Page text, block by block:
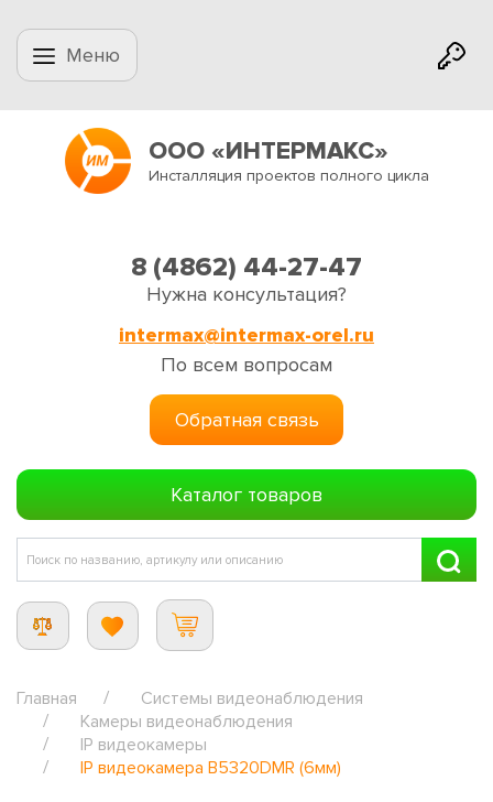
Меню
ООО «ИНТЕРМАКС»
Инсталляция проектов полного цикла
8 (4862) 44-27-47
Нужна консультация?
intermax@intermax-orel.ru
По всем вопросам
Обратная связь
Каталог товаров
Главная
Системы видеонаблюдения
Камеры видеонаблюдения
IP видеокамеры
IP видеокамера B5320DMR (6мм)